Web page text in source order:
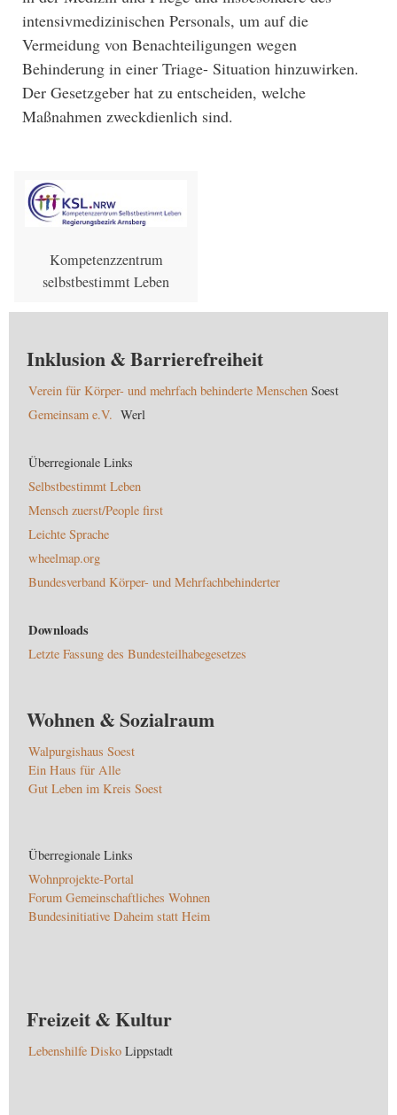
intensivmedizinischen Personals, um auf die
Vermeidung von Benachteiligungen wegen
Behinderung in einer Triage- Situation hinzuwirken.
Der Gesetzgeber hat zu entscheiden, welche
Maßnahmen zweckdienlich sind.
Kompetenzzentrum
selbstbestimmt Leben
Inklusion & Barrierefreiheit
Verein für Körper- und mehrfach behinderte Menschen Soest
Gemeinsam e.V. Werl
Überregionale Links
Selbstbestimmt Leben
Mensch zuerst/People first
Leichte Sprache
wheelmap.org
Bundesverband Körper- und Mehrfachbehinderter
Downloads
Letzte Fassung des Bundesteilhabegesetzes
Wohnen & Sozialraum
Walpurgishaus Soest
Ein Haus für Alle
Gut Leben im Kreis Soest
Überregionale Links
Wohnprojekte-Portal
Forum Gemeinschaftliches Wohnen
Bundesinitiative Daheim statt Heim
Freizeit & Kultur
Lebenshilfe Disko Lippstadt